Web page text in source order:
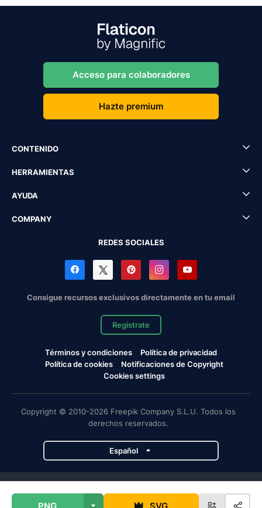
Acceso para colaboradores
Hazte premium
CONTENIDO
HERRAMIENTAS
AYUDA
COMPANY
REDES SOCIALES
Consigue recursos exclusivos directamente en tu email
Regístrate
Términos y condiciones
Política de privacidad
Política de cookies
Notificaciones de Copyright
Cookies settings
Copyright © 2010-2026 Freepik Company S.L.U. Todos los
derechos reservados.
Español